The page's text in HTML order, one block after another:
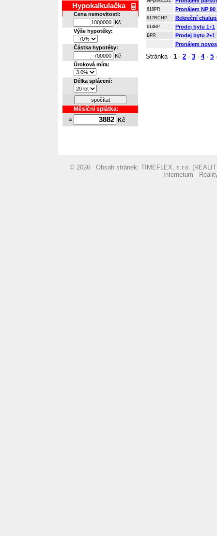
Hypokalkulačka
Cena nemovitosti:
Kč
.
.
Výše hypotéky:
Částka hypotéky:
Kč
.
.
Úroková míra:
Délka splácení:
spočítat
Měsíční splátka:
=
Kč
618PR Pronájem NP
617RCHP Rekreční
614BP Prodej bytu 1+1
BPR
Prodej bytu 2+1
Pronájem
Stránka · 1 · 2 · 3 · 4· 5
© 2026 Obsah stránek: TIMEFLEX, s.r.o.
Internetum -